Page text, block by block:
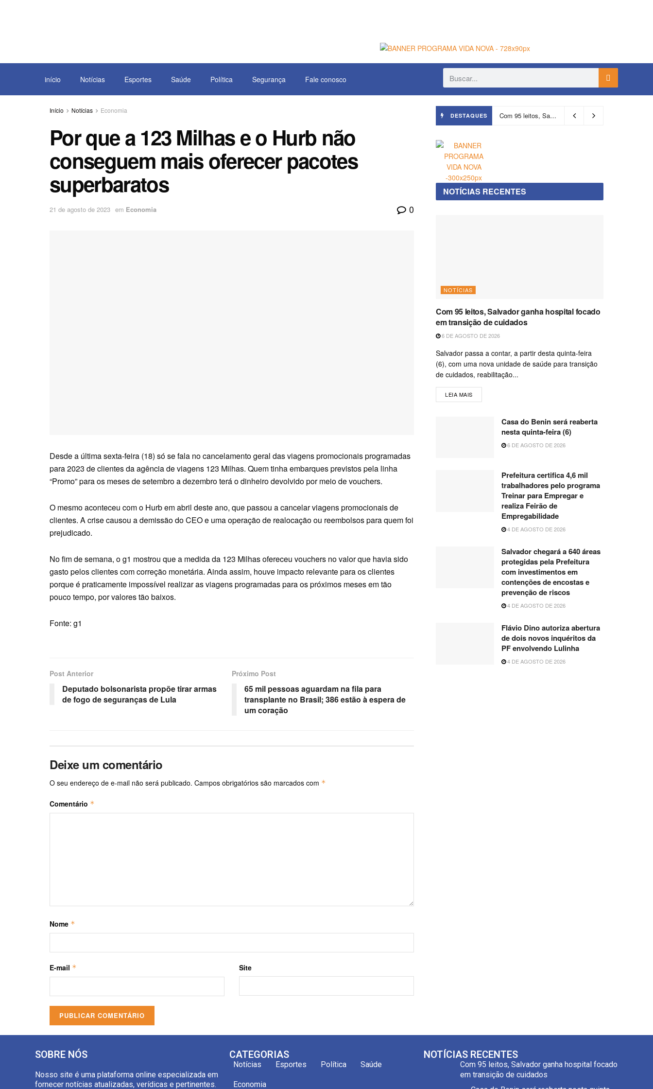
início Notícias Esportes Saúde Política Segurança Fale conosco
Início Notícias Economia
Por que a 123 Milhas e o Hurb não
conseguem mais oferecer pacotes
superbaratos
21 de agosto de 2023 em Economia 0
Desde a última sexta-feira (18) só se fala no cancelamento geral das viagens promocionais programadas
para 2023 de clientes da agência de viagens 123 Milhas. Quem tinha embarques previstos pela linha
“Promo” para os meses de setembro a dezembro terá o dinheiro devolvido por meio de vouchers.
O mesmo aconteceu com o Hurb em abril deste ano, que passou a cancelar viagens promocionais de
clientes. A crise causou a demissão do CEO e uma operação de realocação ou reembolsos para quem foi
prejudicado.
No fim de semana, o g1 mostrou que a medida da 123 Milhas ofereceu vouchers no valor que havia sido
gasto pelos clientes com correção monetária. Ainda assim, houve impacto relevante para os clientes
porque é praticamente impossível realizar as viagens programadas para os próximos meses em tão
pouco tempo, por valores tão baixos.
Fonte: g1
Post Anterior
Deputado bolsonarista propõe tirar armas
de fogo de seguranças de Lula
Próximo Post
65 mil pessoas aguardam na fila para
transplante no Brasil; 386 estão à espera de
um coração
Deixe um comentário
O seu endereço de e-mail não será publicado. Campos obrigatórios são marcados com *
Comentário *
Nome *
E-mail * Site
DESTAQUES Com 95 leitos, Salvador ganha hospital focado em transição de cuidados
NOTÍCIAS RECENTES
NOTÍCIAS
Com 95 leitos, Salvador ganha hospital focado
em transição de cuidados
6 DE AGOSTO DE 2026
Salvador passa a contar, a partir desta quinta-feira
(6), com uma nova unidade de saúde para transição
de cuidados, reabilitação...
LEIA MAIS
Casa do Benin será reaberta
nesta quinta-feira (6)
6 DE AGOSTO DE 2026
Prefeitura certifica 4,6 mil
trabalhadores pelo programa
Treinar para Empregar e
realiza Feirão de
Empregabilidade
4 DE AGOSTO DE 2026
Salvador chegará a 640 áreas
protegidas pela Prefeitura
com investimentos em
contenções de encostas e
prevenção de riscos
4 DE AGOSTO DE 2026
Flávio Dino autoriza abertura
de dois novos inquéritos da
PF envolvendo Lulinha
4 DE AGOSTO DE 2026
SOBRE NÓS
Nosso site é uma plataforma online especializada em
fornecer notícias atualizadas, verídicas e pertinentes.
CATEGORIAS
Notícias Esportes Política Saúde
Economia
NOTÍCIAS RECENTES
Com 95 leitos, Salvador ganha hospital focado
em transição de cuidados